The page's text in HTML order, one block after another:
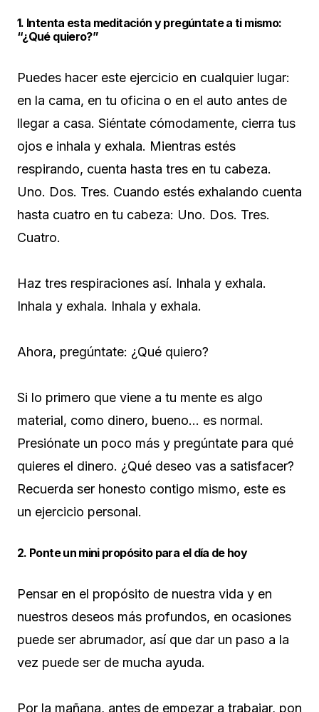
1. Intenta esta meditación y pregúntate a ti mismo:
“¿Qué quiero?”
Puedes hacer este ejercicio en cualquier lugar:
en la cama, en tu oficina o en el auto antes de
llegar a casa. Siéntate cómodamente, cierra tus
ojos e inhala y exhala. Mientras estés
respirando, cuenta hasta tres en tu cabeza.
Uno. Dos. Tres. Cuando estés exhalando cuenta
hasta cuatro en tu cabeza: Uno. Dos. Tres.
Cuatro.
Haz tres respiraciones así. Inhala y exhala.
Inhala y exhala. Inhala y exhala.
Ahora, pregúntate: ¿Qué quiero?
Si lo primero que viene a tu mente es algo
material, como dinero, bueno… es normal.
Presiónate un poco más y pregúntate para qué
quieres el dinero. ¿Qué deseo vas a satisfacer?
Recuerda ser honesto contigo mismo, este es
un ejercicio personal.
2. Ponte un mini propósito para el día de hoy
Pensar en el propósito de nuestra vida y en
nuestros deseos más profundos, en ocasiones
puede ser abrumador, así que dar un paso a la
vez puede ser de mucha ayuda.
Por la mañana, antes de empezar a trabajar, pon